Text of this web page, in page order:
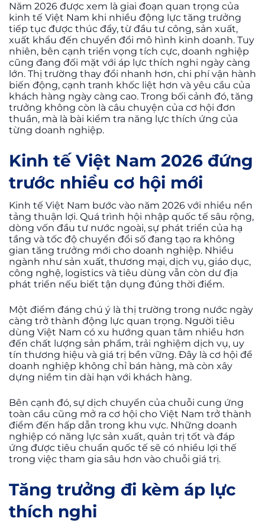
Năm 2026 được xem là giai đoạn quan trọng của
kinh tế Việt Nam khi nhiều động lực tăng trưởng
tiếp tục được thúc đẩy, từ đầu tư công, sản xuất,
xuất khẩu đến chuyển đổi mô hình kinh doanh. Tuy
nhiên, bên cạnh triển vọng tích cực, doanh nghiệp
cũng đang đối mặt với áp lực thích nghi ngày càng
lớn. Thị trường thay đổi nhanh hơn, chi phí vận hành
biến động, cạnh tranh khốc liệt hơn và yêu cầu của
khách hàng ngày càng cao. Trong bối cảnh đó, tăng
trưởng không còn là câu chuyện của cơ hội đơn
thuần, mà là bài kiểm tra năng lực thích ứng của
từng doanh nghiệp.
Kinh tế Việt Nam 2026 đứng
trước nhiều cơ hội mới
Kinh tế Việt Nam bước vào năm 2026 với nhiều nền
tảng thuận lợi. Quá trình hội nhập quốc tế sâu rộng,
dòng vốn đầu tư nước ngoài, sự phát triển của hạ
tầng và tốc độ chuyển đổi số đang tạo ra không
gian tăng trưởng mới cho doanh nghiệp. Nhiều
ngành như sản xuất, thương mại, dịch vụ, giáo dục,
công nghệ, logistics và tiêu dùng vẫn còn dư địa
phát triển nếu biết tận dụng đúng thời điểm.
Một điểm đáng chú ý là thị trường trong nước ngày
càng trở thành động lực quan trọng. Người tiêu
dùng Việt Nam có xu hướng quan tâm nhiều hơn
đến chất lượng sản phẩm, trải nghiệm dịch vụ, uy
tín thương hiệu và giá trị bền vững. Đây là cơ hội để
doanh nghiệp không chỉ bán hàng, mà còn xây
dựng niềm tin dài hạn với khách hàng.
Bên cạnh đó, sự dịch chuyển của chuỗi cung ứng
toàn cầu cũng mở ra cơ hội cho Việt Nam trở thành
điểm đến hấp dẫn trong khu vực. Những doanh
nghiệp có năng lực sản xuất, quản trị tốt và đáp
ứng được tiêu chuẩn quốc tế sẽ có nhiều lợi thế
trong việc tham gia sâu hơn vào chuỗi giá trị.
Tăng trưởng đi kèm áp lực
thích nghi